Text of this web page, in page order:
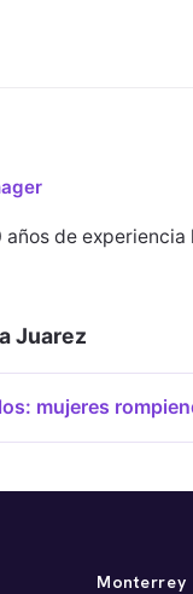
años de
Juarez
mujeres
Monterrey